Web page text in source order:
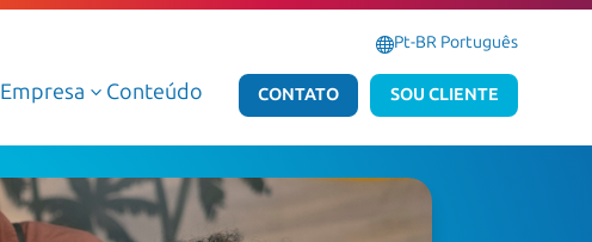
Pt-BR Português
Serviços Gerenciados de Dados e IA
Empresa 3 Conteúdo CONTATO SOU CLIENTE